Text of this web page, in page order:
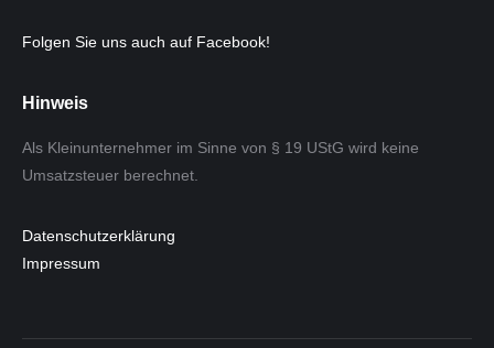
opens
new
page
in
Folgen Sie uns auch auf Facebook!
Hinweis
Als Kleinunternehmer im Sinne von § 19 UStG wird keine
Umsatzsteuer berechnet.
Datenschutzerklärung
Impressum